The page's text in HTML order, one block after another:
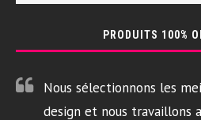
PRODUITS 100%
Nous sélectionnons les
design et nous travaillons